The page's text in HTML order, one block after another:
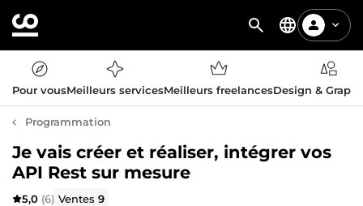
Pour vousMeilleurs servicesMeilleurs freelancesDesign &
Programmation
Je vais créer et réaliser, intégrer vos
API Rest sur mesure
5,0 (6) Ventes9